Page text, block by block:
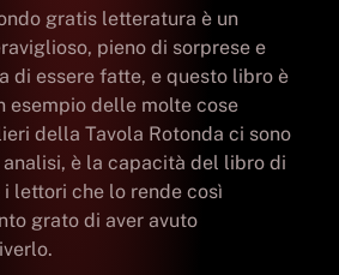
gratis letteratura è un
pieno di sorprese e
di essere fatte, e questo libro è
esempio delle molte cose
della Tavola Rotonda ci sono
è la capacità del libro di
lettori che lo rende così
grato di aver avuto